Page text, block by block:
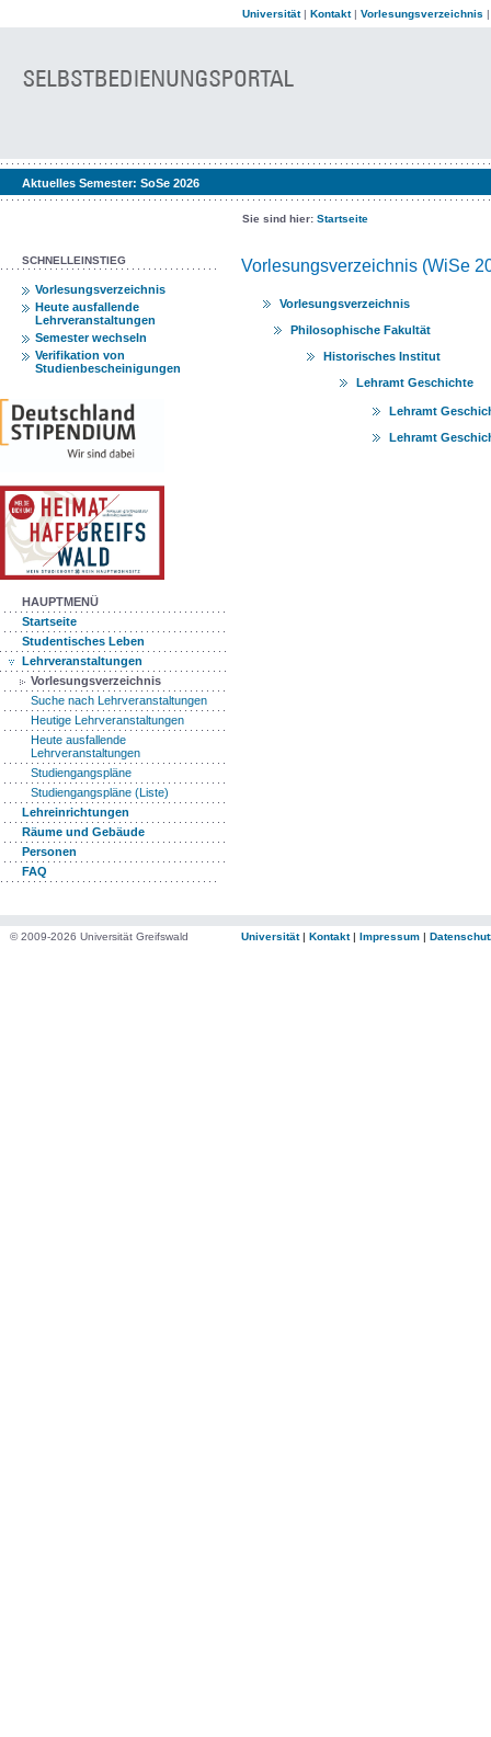
Universität| Kontakt| Vorlesungsverzeichnis
Aktuelles Semester: SoSe 2026
Sie sind hier: Startseite
SCHNELLEINSTIEG
Vorlesungsverzeichnis
Heute ausfallende
Lehrveranstaltungen
Semester wechseln
Verifikation von
Studienbescheinigungen
HAUPTMENÜ
Startseite
Studentisches Leben
Lehrveranstaltungen
Vorlesungsverzeichnis
Suche nach Lehrveranstaltungen
Heutige Lehrveranstaltungen
Heute ausfallende
Lehrveranstaltungen
Studiengangspläne
Studiengangspläne (Liste)
Lehreinrichtungen
Räume und Gebäude
Personen
FAQ
Vorlesungsverzeichnis (WiSe
Vorlesungsverzeichnis
Philosophische Fakultät
Historisches Institut
Lehramt Geschichte
Lehramt
Lehramt
© 2009-2026 Universität Greifswald Universität| Kontakt| Impressum |